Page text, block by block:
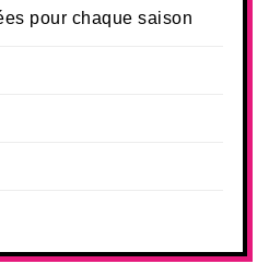
pour chaque saison